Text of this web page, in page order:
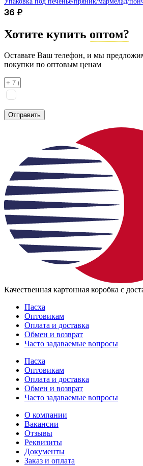
36 ₽
Хотите купить оптом?
Оставьте Ваш телефон, и мы
покупки по оптовым ценам
Отправить
Качественная картонная коробка с
Пасха
Оптовикам
Оплата и доставка
Обмен и возврат
Часто задаваемые вопросы
Пасха
Оптовикам
Оплата и доставка
Обмен и возврат
Часто задаваемые вопросы
О компании
Вакансии
Отзывы
Реквизиты
Документы
Заказ и оплата